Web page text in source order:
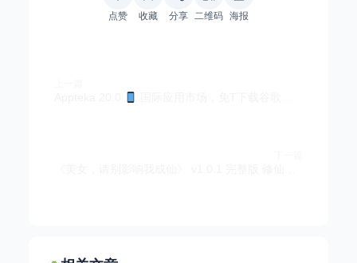
点赞 收藏 分享 二维码 海报